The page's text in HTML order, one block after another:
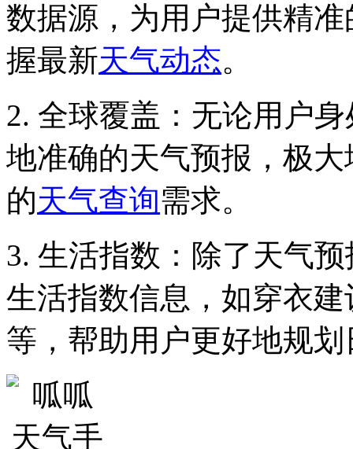
数据源，为用户提供精
握最新天气动态。
2. 全球覆盖：无论用户
地准确的天气预报，极
的天气查询需求。
3. 生活指数：除了天气
生活指数信息，如穿衣
等，帮助用户更好地规